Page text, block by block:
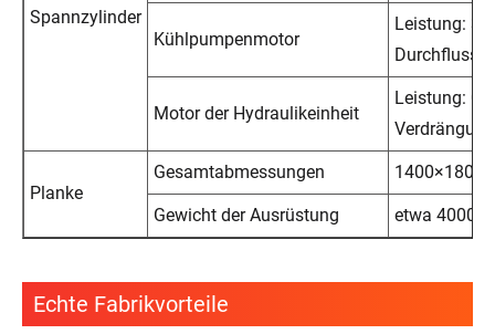
Spannzylinder
Kühlpumpenmotor
Leistung:
Durchfluss:
Motor der Hydraulikeinheit
Leistung:
Planke
Gesamtabmessungen
Gewicht der Ausrüstung etwa 4000
Echte Fabrikvorteile